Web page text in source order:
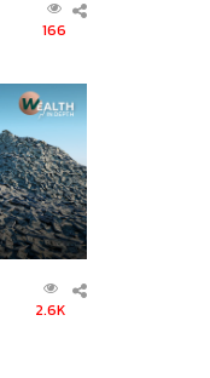
166
2.6K